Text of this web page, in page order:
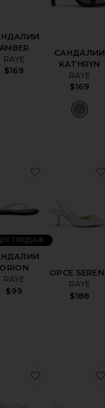
AMBER
RAYE
$169
САНДАЛИИ
KATHRYN
RAYE
$169
PAULINE
ORION
RAYE
$99
ПРОДАЖ
ОРСЕ
RAYE
$188
PERETTI